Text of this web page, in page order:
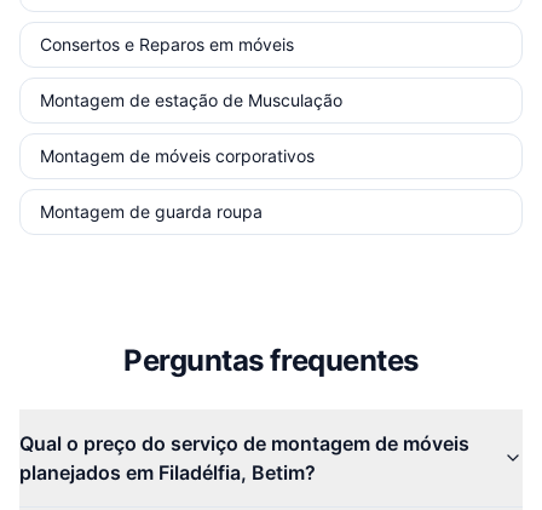
Consertos e Reparos em móveis
Montagem de estação de Musculação
Montagem de móveis corporativos
Montagem de guarda roupa
Perguntas frequentes
Qual o preço do serviço de montagem de móveis
planejados em Filadélfia, Betim?